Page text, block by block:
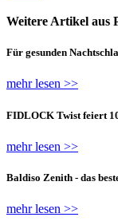
Weitere Artikel aus
Für gesunden
mehr lesen >>
FIDLOCK Twist feiert
mehr lesen >>
Baldiso Zenith - das
mehr lesen >>